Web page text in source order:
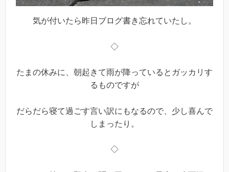
気が付いたら昨日ブログ書き忘れていたし。
◇
たまの休みに、朝起きて雨が降っているとガッカリす
るものですが
だらだら寝て過ごす言い訳にもなるので、少し喜んで
しまったり。
◇